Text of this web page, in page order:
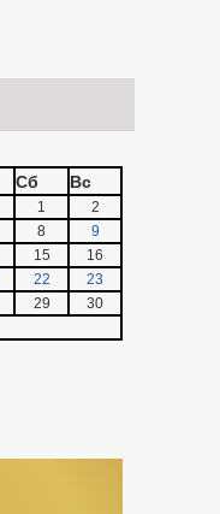
Сб Вс
1
2
8
9
15
16
22
23
29
30